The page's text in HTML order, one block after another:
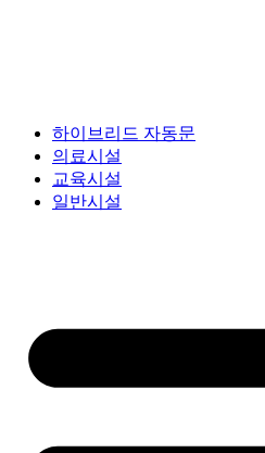
하이브리드 자동문
의료시설
교육시설
일반시설